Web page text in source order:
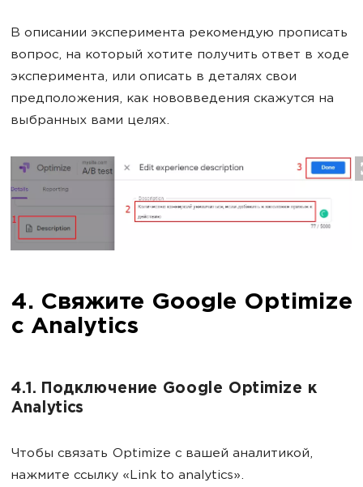
В описании эксперимента рекомендую прописать
вопрос, на который хотите получить ответ в ходе
эксперимента, или описать в деталях свои
предположения, как нововведения скажутся на
выбранных вами целях.
4. Свяжите Google Optimize
с Analytics
4.1. Подключение Google Optimize к
Analytics
Чтобы связать Optimize с вашей аналитикой,
нажмите ссылку «Link to analytics».